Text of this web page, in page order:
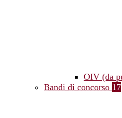
OIV (da
Bandi di concorso 17